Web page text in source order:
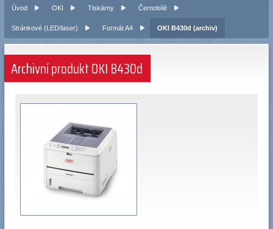
Úvod OKI Tiskárny Černobílé
Stránkové (LED/laser) Formát A4 OKI B430d (archiv)
Archivní produkt OKI B430d